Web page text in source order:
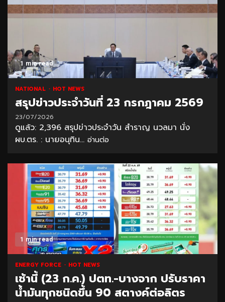
1 min read
NATIONAL HOT NEWS
สรุปข่าวประจำวันที่ 23 กรกฎาคม 2569
23/07/2026
ดูแล้ว: 2,396 สรุปข่าวประจำวัน สำราญ นวลมา นั่ง
ผบ.ตร. : นายอนุทิน... อ่านต่อ
1 min read
ENERGY FORCE HOT NEWS
เช้านี้ (23 ก.ค.) ปตท.-บางจาก ปรับราคา
น้ำมันทุกชนิดขึ้น 90 สตางค์ต่อลิตร